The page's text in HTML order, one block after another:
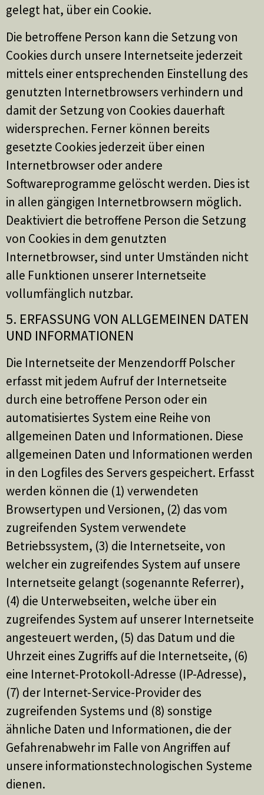
gelegt hat, über ein Cookie.
Die betroffene Person kann die Setzung von
Cookies durch unsere Internetseite jederzeit
mittels einer entsprechenden Einstellung des
genutzten Internetbrowsers verhindern und
damit der Setzung von Cookies dauerhaft
widersprechen. Ferner können bereits
gesetzte Cookies jederzeit über einen
Internetbrowser oder andere
Softwareprogramme gelöscht werden. Dies ist
in allen gängigen Internetbrowsern möglich.
Deaktiviert die betroffene Person die Setzung
von Cookies in dem genutzten
Internetbrowser, sind unter Umständen nicht
alle Funktionen unserer Internetseite
vollumfänglich nutzbar.
5. ERFASSUNG VON ALLGEMEINEN DATEN
UND INFORMATIONEN
Die Internetseite der Menzendorff Polscher
erfasst mit jedem Aufruf der Internetseite
durch eine betroffene Person oder ein
automatisiertes System eine Reihe von
allgemeinen Daten und Informationen. Diese
allgemeinen Daten und Informationen werden
in den Logfiles des Servers gespeichert. Erfasst
werden können die (1) verwendeten
Browsertypen und Versionen, (2) das vom
zugreifenden System verwendete
Betriebssystem, (3) die Internetseite, von
welcher ein zugreifendes System auf unsere
Internetseite gelangt (sogenannte Referrer),
(4) die Unterwebseiten, welche über ein
zugreifendes System auf unserer Internetseite
angesteuert werden, (5) das Datum und die
Uhrzeit eines Zugriffs auf die Internetseite, (6)
eine Internet-Protokoll-Adresse (IP-Adresse),
(7) der Internet-Service-Provider des
zugreifenden Systems und (8) sonstige
ähnliche Daten und Informationen, die der
Gefahrenabwehr im Falle von Angriffen auf
unsere informationstechnologischen Systeme
dienen.